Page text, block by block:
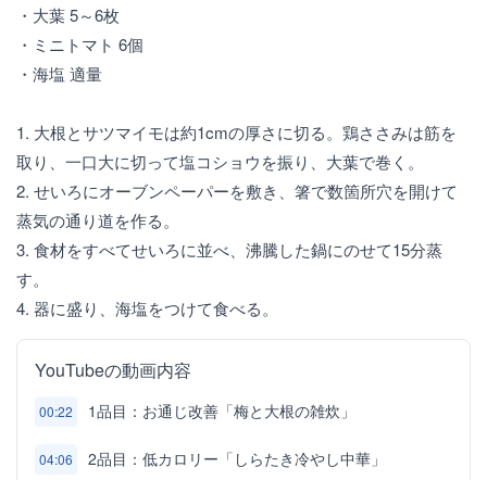
・大葉 5～6枚
・ミニトマト 6個
・海塩 適量
1. 大根とサツマイモは約1cmの厚さに切る。鶏ささみは筋を
取り、一口大に切って塩コショウを振り、大葉で巻く。
2. せいろにオーブンペーパーを敷き、箸で数箇所穴を開けて
蒸気の通り道を作る。
3. 食材をすべてせいろに並べ、沸騰した鍋にのせて15分蒸
す。
4. 器に盛り、海塩をつけて食べる。
YouTubeの動画内容
00:22 1品目：お通じ改善「梅と大根の雑炊」
04:06 2品目：低カロリー「しらたき冷やし中華」